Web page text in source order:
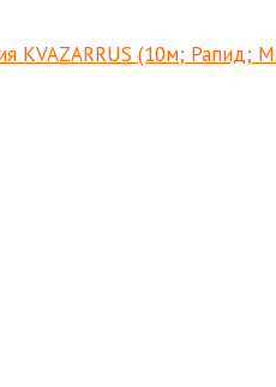
KVAZARRUS (10м; Рапид;